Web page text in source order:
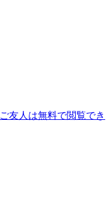
ご友人は無料で閲覧でき